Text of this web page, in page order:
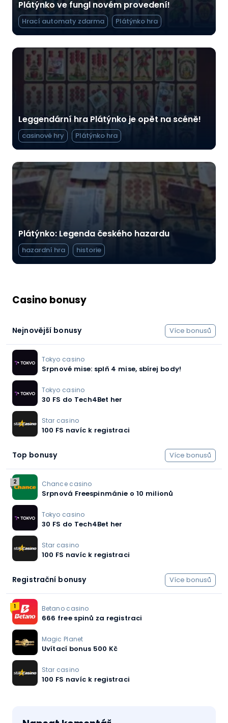
Plátýnko ve fungl novém provedení!
Hrací automaty zdarma Plátýnko hra
Leggendární hra Plátýnko je opět na scéně!
casinové hry Plátýnko hra
Plátýnko: Legenda českého hazardu
hazardní hra historie
Casino bonusy
Nejnovější bonusy Více bonusů
Tokyo casino
Srpnové mise: splň 4 mise, sbírej body!
Tokyo casino
30 FS do Tech4Bet her
Star casino
100 FS navíc k registraci
Top bonusy Více bonusů
2 Chance casino
Srpnová Freespinmánie o 10 milionů
Tokyo casino
30 FS do Tech4Bet her
Star casino
100 FS navíc k registraci
Registrační bonusy Více bonusů
1 Betano casino
666 free spinů za registraci
Magic Planet
Uvítací bonus 500 Kč
Star casino
100 FS navíc k registraci